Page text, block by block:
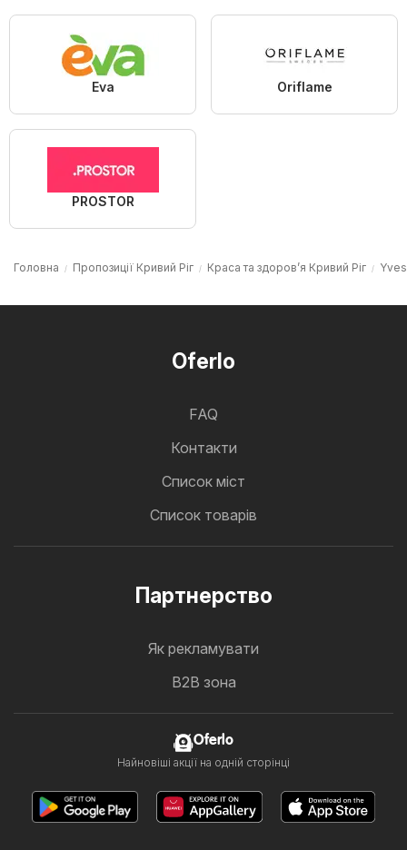
Eva Oriflame
PROSTOR
Головна Пропозиції Кривий Ріг Краса та здоров’я Кривий Ріг
Oferlo
FAQ
Контакти
Cписок міст
Список товарів
Партнерство
Як рекламувати
B2B зона
Oferlo
Найновіші акції на одній сторінці